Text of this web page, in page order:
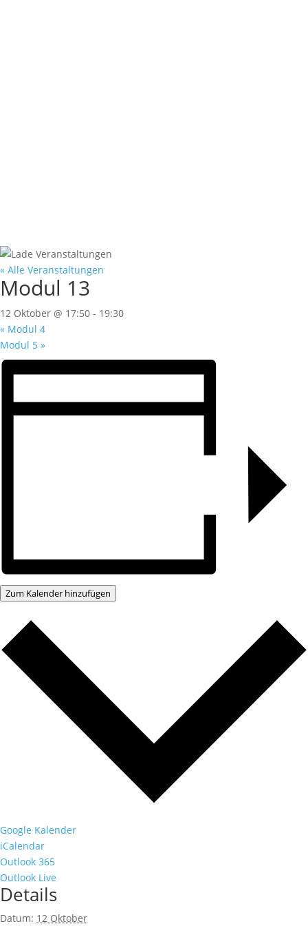
« Alle Veranstaltungen
Modul 13
12 Oktober @ 17:50 - 19:30
« Modul 4
Modul 5 »
Zum Kalender hinzufügen
Google Kalender
iCalendar
Outlook 365
Outlook Live
Details
Datum: 12 Oktober